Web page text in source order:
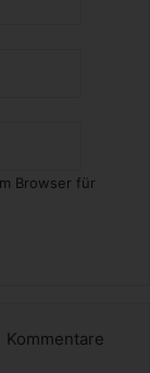
Browser für
Kommentare